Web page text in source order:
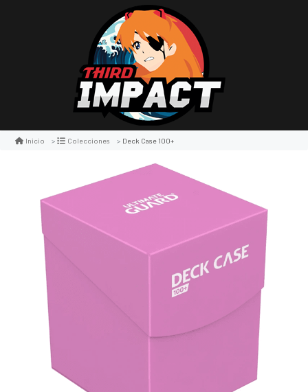
Inicio Colecciones Deck Case 100+